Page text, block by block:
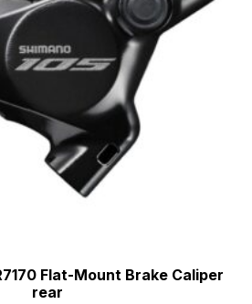
Flat-Mount Brake Caliper
rear